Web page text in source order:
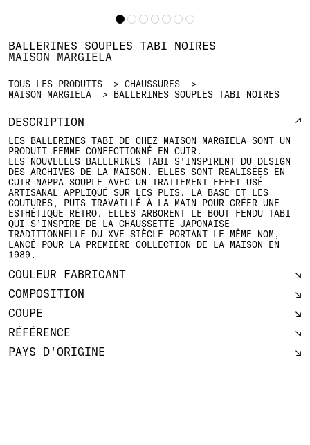
TOUS LES PRODUITS
CHAUSSURES
MAISON MARGIELA
BALLERINES SOUPLES TABI NOIRES
BALLERINES SOUPLES TABI NOIRES
MAISON MARGIELA
DESCRIPTION
LES BALLERINES TABI DE CHEZ MAISON MARGIELA SONT UN
PRODUIT FEMME CONFECTIONNÉ EN CUIR.
LES NOUVELLES BALLERINES TABI S'INSPIRENT DU DESIGN
DES ARCHIVES DE LA MAISON. ELLES SONT RÉALISÉES EN
CUIR NAPPA SOUPLE AVEC UN TRAITEMENT EFFET USÉ
ARTISANAL APPLIQUÉ SUR LES PLIS, LA BASE ET LES
COUTURES, PUIS TRAVAILLÉ À LA MAIN POUR CRÉER UNE
ESTHÉTIQUE RÉTRO. ELLES ARBORENT LE BOUT FENDU TABI
QUI S’INSPIRE DE LA CHAUSSETTE JAPONAISE
TRADITIONNELLE DU XVE SIÈCLE PORTANT LE MÊME NOM,
LANCÉ POUR LA PREMIÈRE COLLECTION DE LA MAISON EN
1989.
COULEUR FABRICANT
COMPOSITION
COUPE
RÉFÉRENCE
PAYS D'ORIGINE